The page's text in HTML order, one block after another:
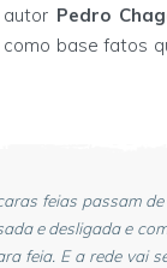
Pedro
base fatos
feias passam
e desligada e
feia. E a rede vai